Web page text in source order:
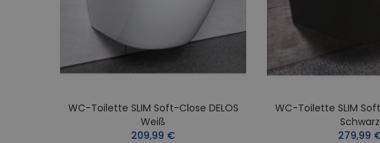
WC-Toilette SLIM Soft-Close DELOS
Weiß
209,99 €
WC-Toilette SLIM
Schwarz
279,99